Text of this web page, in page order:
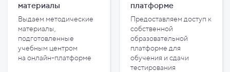
материалы
Выдаем методические
материалы,
подготовленные
учебным центром
на онлайн-платформе
платформе
Предоставляем доступ к
собственной
образовательной
платформе для
обучения и сдачи
тестирования